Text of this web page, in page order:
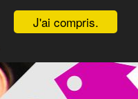
J'ai compris.